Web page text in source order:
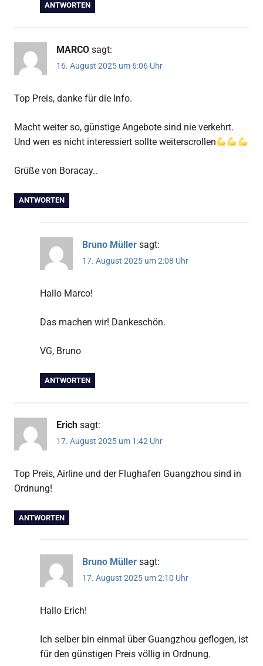
ANTWORTEN
MARCO sagt:
16. August 2025 um 6:06 Uhr
Top Preis, danke für die Info.
Macht weiter so, günstige Angebote sind nie verkehrt.
Und wen es nicht interessiert sollte weiterscrollen
Grüße von Boracay..
ANTWORTEN
Bruno Müller sagt:
17. August 2025 um 2:08 Uhr
Hallo Marco!
Das machen wir! Dankeschön.
VG, Bruno
ANTWORTEN
Erich sagt:
17. August 2025 um 1:42 Uhr
Top Preis, Airline und der Flughafen Guangzhou sind in
Ordnung!
ANTWORTEN
Bruno Müller sagt:
17. August 2025 um 2:10 Uhr
Hallo Erich!
Ich selber bin einmal über Guangzhou geflogen, ist
für den günstigen Preis völlig in Ordnung.